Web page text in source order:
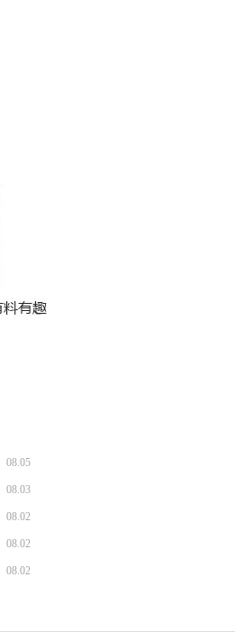
08.05
08.03
08.02
08.02
08.02